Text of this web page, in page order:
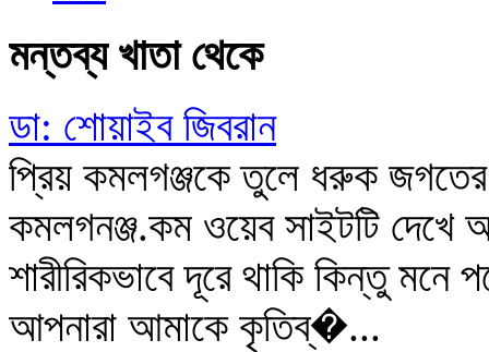
মন্তব্য খাতা থেকে
ডা: শোয়াইব জিবরান
প্রিয় কমলগঞ্জকে তুলে ধরুক জগতের
কমলগনঞ্জ.কম ওয়েব সাইটটি
শারীরিকভাবে দূরে থাকি কিন্তু
আপনারা আমাকে কৃতিব্�...